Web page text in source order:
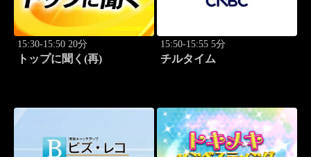
15:30-15:50 20分
トップに聞く(再)
15:50-15:55 5分
チルタイム